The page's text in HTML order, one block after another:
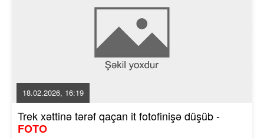
18.02.2026, 16:19
Trek xəttinə tərəf qaçan it fotofinişə düşüb -
FOTO